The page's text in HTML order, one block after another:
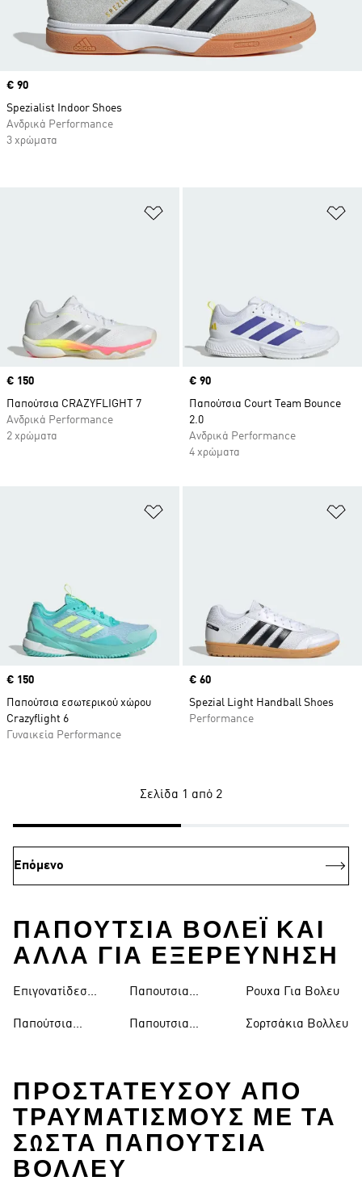
Προσθήκη στη Λίστα Επιθυμιών
Price
€ 150
Παπούτσια CRAZYFLIGHT 7
Ανδρικά Performance
2 χρώματα
Price
€ 90
Παπούτσια Court Team Bounce
2.0
Ανδρικά Performance
4 χρώματα
Προσθήκη στη Λίστα Επιθυμιών
Price
€ 150
Παπούτσια εσωτερικού χώρου
Crazyflight 6
Γυναικεία Performance
Price
€ 60
Spezial Light Handball Shoes
Performance
Price
€ 90
Spezialist Indoor Shoes
Ανδρικά Performance
3 χρώματα
Σελίδα 1 από 2
Επόμενο
ΠΑΠΟΎΤΣΙΑ ΒΌΛΕΪ ΚΑΙ
ΑΛΛΑ ΓΙΑ ΕΞΕΡΕΥΝΗΣΗ
Επιγονατίδεσ
Παπούτσια
Παπουτσια
Παπουτσια
Ρουχα Για Βολευ
Σορτσάκια Βολλευ
ΠΡΟΣΤΑΤΕΎΣΟΥ ΑΠΌ
ΤΡΑΥΜΑΤΙΣΜΟΎΣ ΜΕ ΤΑ
ΣΩΣΤΆ ΠΑΠΟΎΤΣΙΑ
ΒΌΛΛΕΥ